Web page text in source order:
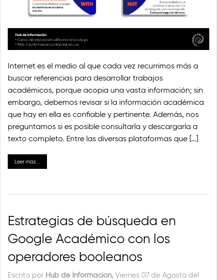
Internet es el medio al que cada vez recurrimos más a
buscar referencias para desarrollar trabajos
académicos, porque acopia una vasta información; sin
embargo, debemos revisar si la información académica
que hay en ella es confiable y pertinente. Además, nos
preguntamos si es posible consultarla y descargarla a
texto completo. Entre las diversas plataformas que […]
Leer más...
Estrategias de búsqueda en
Google Académico con los
operadores booleanos
Escrito por Hub de Información, Viernes 07 de Agosto del